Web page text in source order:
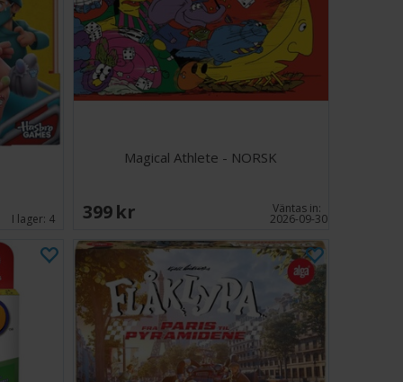
pusselspel för barn i åldern 5–8 år
ett spelbräde, pepparkakshus, Hans och Greta-
godistallrikar, utmaningshäfte, lösningar och en
Hansel & Gretel Deluxe erbjuder en fantastisk
och hjärngymnastik som underhåller barnen
lek.
I lager: 4
Magical Athlete - NORSK
399 SEK Väntas in:
2026-09-30